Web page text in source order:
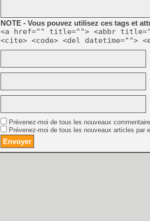
NOTE - Vous pouvez utilisez ces tags et
<a href="" title=""> <abbr
<cite> <code> <del datetime="">
Prévenez-moi de tous les nouveaux
Prévenez-moi de tous les nouveaux articles par